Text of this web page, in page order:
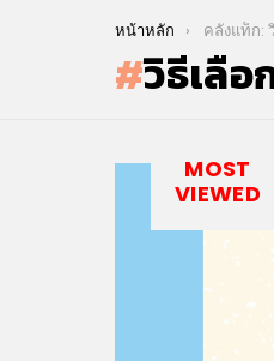
You are here:
หน้าหลัก คลังแท็ก:
วิธีเลื
MOST
VIEWED